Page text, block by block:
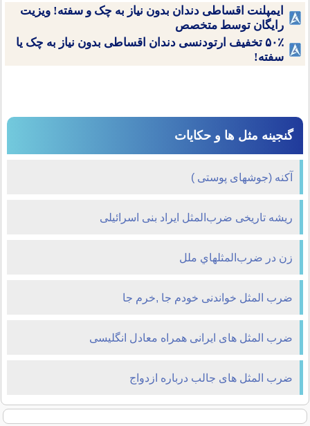
ایمپلنت اقساطی دندان بدون نیاز به چک و سفته! ویزیت
رایگان توسط متخصص
۵۰٪ تخفیف ارتودنسی دندان اقساطی بدون نیاز به چک یا
سفته!
گنجینه مثل ها و حکایات
آکنه (جوشهای پوستی )
ریشه تاریخی ضرب‌المثل ایراد بنی اسرائیلی
زن در ضرب‌المثلهاي ملل
ضرب المثل خواندنی خودم جا ,خرم جا
ضرب المثل های ایرانی همراه معادل انگلیسی
ضرب المثل های جالب درباره ازدواج